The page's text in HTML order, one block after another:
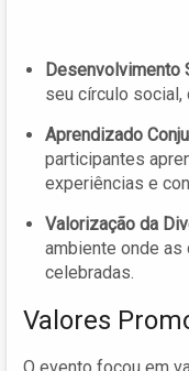
Desenvolvimento
seu círculo social,
Aprendizado
participantes
experiências e
Valorização da
ambiente onde
celebradas.
Valores
O evento focou em